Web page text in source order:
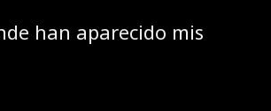
han aparecido mis